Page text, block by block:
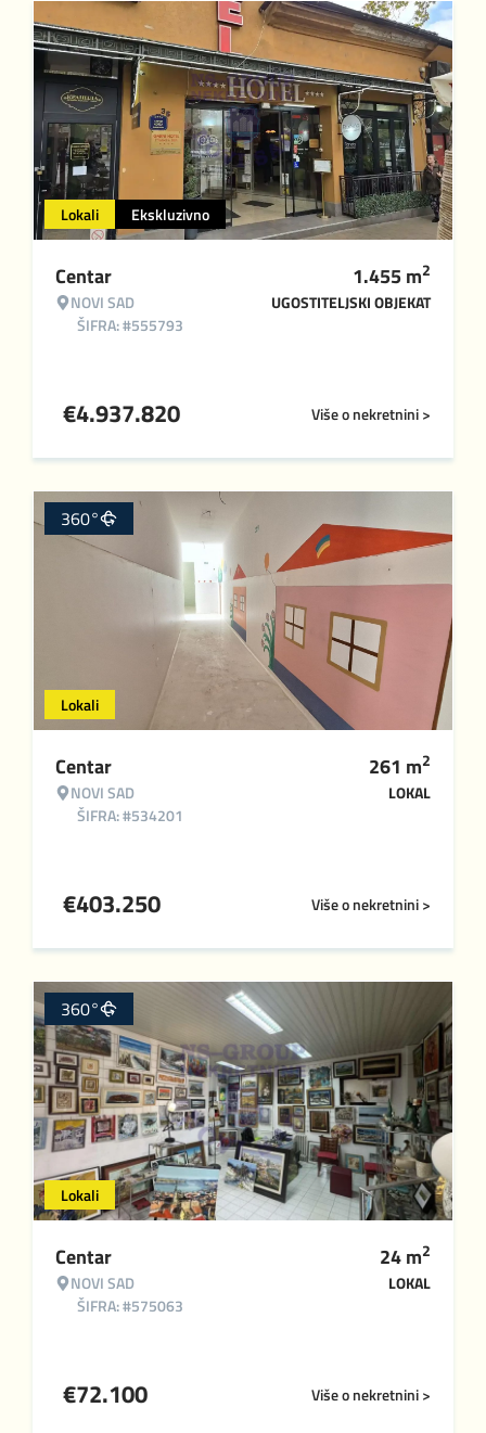
Lokali Ekskluzivno
Centar
NOVI SAD
ŠIFRA: #555793
1.455m2
UGOSTITELJSKI OBJEKAT
Više o nekretnini >
€4.937.820
Lokali
360°
Centar
NOVI SAD
ŠIFRA: #534201
261 m2
LOKAL
Više o nekretnini >
€403.250
Lokali
360°
Centar
NOVI SAD
ŠIFRA: #575063
24m2
LOKAL
Više o nekretnini >
€72.100